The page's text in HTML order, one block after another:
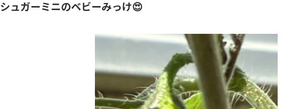
シュガーミニのベビーみっけ😍